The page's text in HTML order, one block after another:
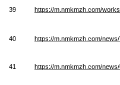
39 https://m.nmkmzh.com/
40 https://m.nmkmzh.com/
41 https://m.nmkmzh.com/